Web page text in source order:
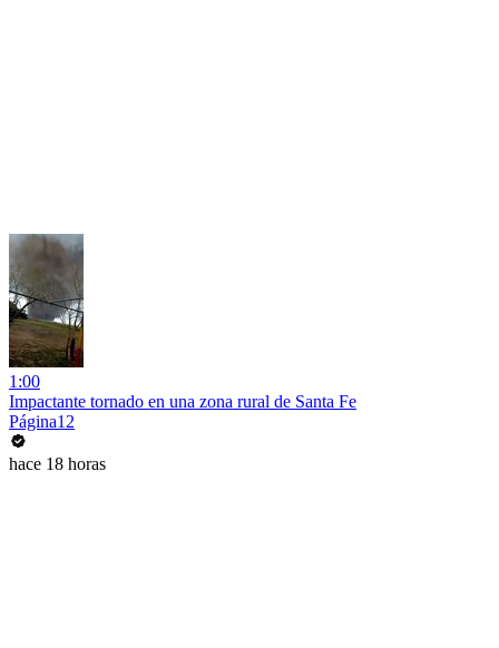
1:00
Impactante tornado en una zona rural de Santa Fe
Página12
hace 18 horas